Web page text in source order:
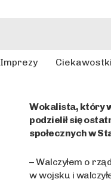
Imprezy Ciekawostki
Wokalista, który
podzielił się
społecznych w
– Walczyłem o
w wojsku i